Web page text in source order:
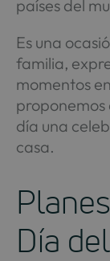
países del
Es una
familia,
momentos
proponemos
día una
casa.
Día